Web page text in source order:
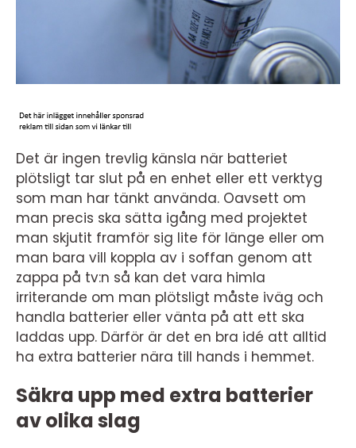
Det är ingen trevlig känsla när batteriet
plötsligt tar slut på en enhet eller ett verktyg
som man har tänkt använda. Oavsett om
man precis ska sätta igång med projektet
man skjutit framför sig lite för länge eller om
man bara vill koppla av i soffan genom att
zappa på tv:n så kan det vara himla
irriterande om man plötsligt måste iväg och
handla batterier eller vänta på att ett ska
laddas upp. Därför är det en bra idé att alltid
ha extra batterier nära till hands i hemmet.
Säkra upp med extra batterier
av olika slag